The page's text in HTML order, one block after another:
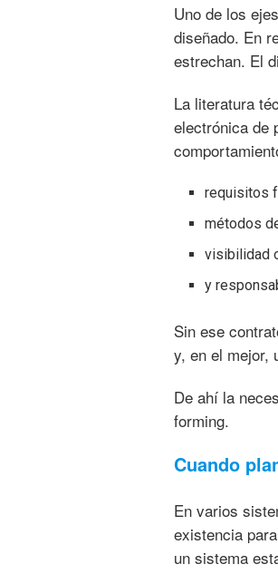
Uno de los
diseñado. En
estrechan. El
La literatura
electrónica de
requisitos
métodos
visibilidad
y
Sin ese
y, en el mejor,
De ahí la
forming.
Cuando
En varios
existencia
un sistema